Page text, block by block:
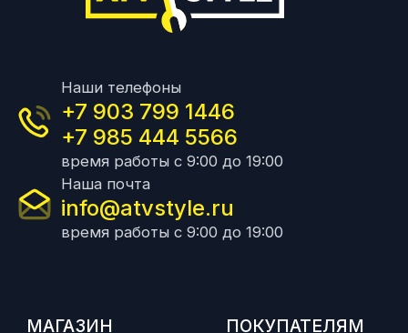
Наши телефоны
+7 903 799 1446
+7 985 444 5566
время работы с 9:00 до 19:00
Наша почта
info@atvstyle.ru
время работы с 9:00 до 19:00
МАГАЗИН ПОКУПАТЕЛЯМ